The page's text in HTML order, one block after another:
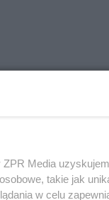
Media
takie jak
w celu